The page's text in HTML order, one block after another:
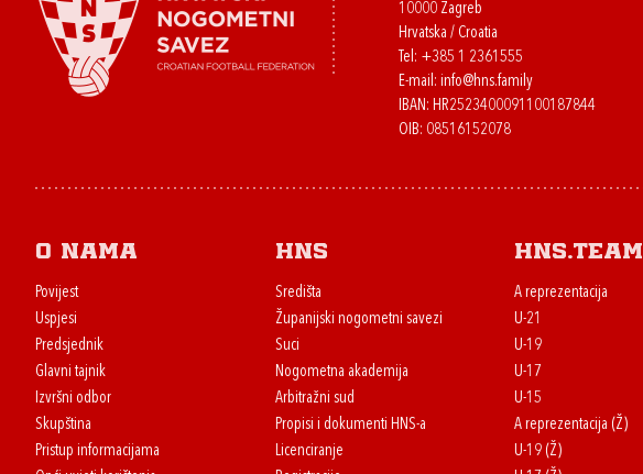
10000 Zagreb
Hrvatska / Croatia
Tel: +385 1 2361555
E-mail: info@hns.family
IBAN: HR2523400091100187844
OIB: 08516152078
O nama
Povijest
Uspjesi
Predsjednik
Glavni tajnik
Izvršni odbor
Skupština
Pristup informacijama
HNS
Središta
Županijski nogometni savezi
Suci
Nogometna akademija
Arbitražni sud
Propisi i dokumenti HNS-a
Licenciranje
HNS.team
A reprezentacija
U-21
U-19
U-17
U-15
A reprezentacija (Ž)
U-19 (Ž)